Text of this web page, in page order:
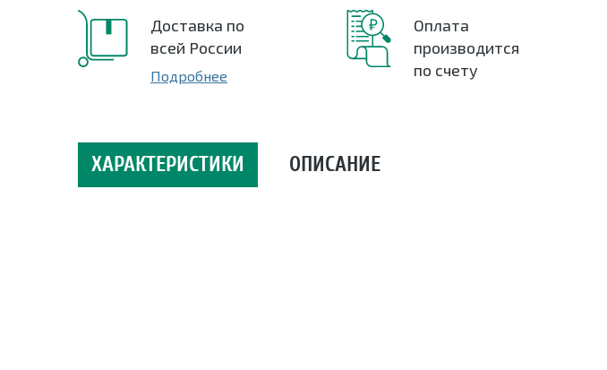
Доставка по
всей России
Подробнее
Оплата
производится
по счету
ХАРАКТЕРИСТИКИ ОПИСАНИЕ